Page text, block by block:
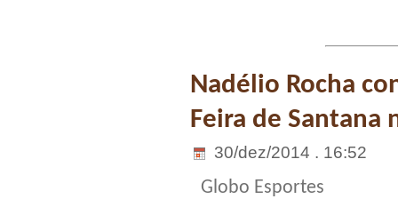
Nadélio Rocha
Feira de Santana
30/dez/2014 . 16:52
Globo Esportes